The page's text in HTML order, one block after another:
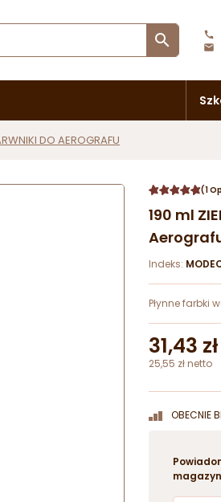

DO AEROGRAFU
(1
190 ml
Indeks:
Płynne farbki
31,43 zł
25,55 zł netto
OBECNIE